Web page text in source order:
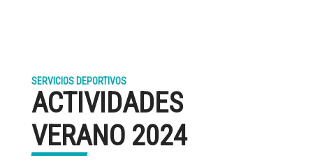
SERVICIOS DEPORTIVOS
ACTIVIDADES
VERANO 2024